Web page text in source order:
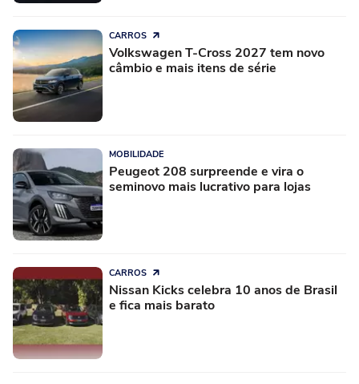
CARROS
Volkswagen T-Cross 2027 tem novo
câmbio e mais itens de série
MOBILIDADE
Peugeot 208 surpreende e vira o
seminovo mais lucrativo para lojas
CARROS
Nissan Kicks celebra 10 anos de Brasil
e fica mais barato